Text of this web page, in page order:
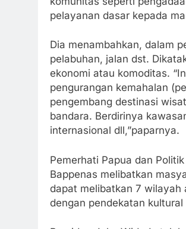
pelayanan dasar kepada
Dia menambahkan, dalam
pelabuhan, jalan dst.
ekonomi atau komoditas.
pengurangan kemahalan
pengembang destinasi
bandara. Berdirinya
internasional dll,”paparnya.
Pemerhati Papua dan
Bappenas melibatkan
dapat melibatkan 7 wilayah
dengan pendekatan